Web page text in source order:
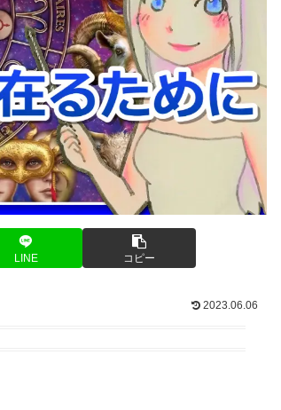
LINE コピー
2023.06.06